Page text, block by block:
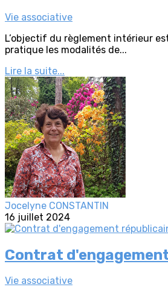
Vie associative
L’objectif du règlement intérieur
pratique les modalités de...
Lire la suite...
Jocelyne CONSTANTIN
16 juillet 2024
Contrat
Vie associative